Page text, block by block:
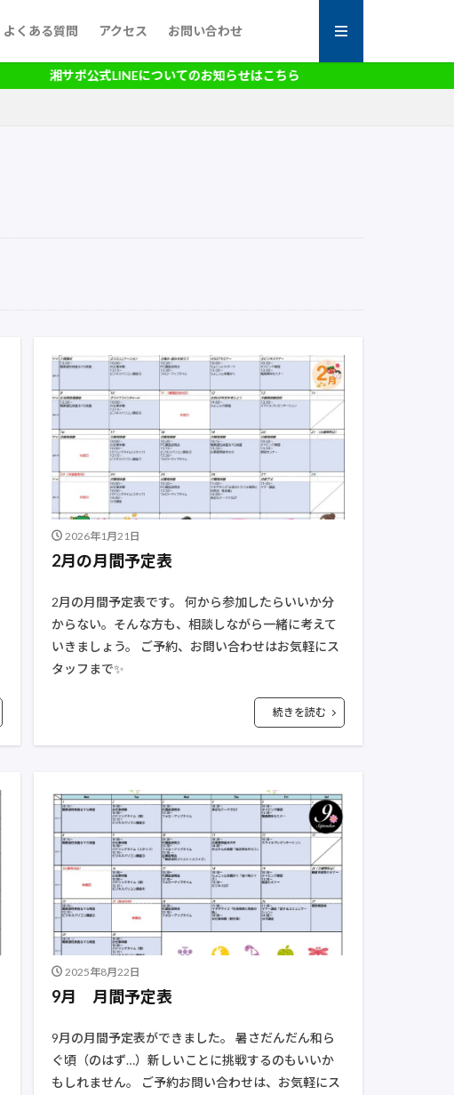
よくある質問 アクセス お問い合わせ
湘サポ公式LINEについてのお知らせはこちら
2026年1月21日
2月の月間予定表
2月の月間予定表です。 何から参加したらいいか分
からない。そんな方も、相談しながら一緒に考えて
いきましょう。 ご予約、お問い合わせはお気軽にス
タッフまで✨
続きを読む
2025年8月22日
9月 月間予定表
9月の月間予定表ができました。 暑さだんだん和ら
ぐ頃（のはず…）新しいことに挑戦するのもいいか
もしれません。 ご予約お問い合わせは、お気軽にス